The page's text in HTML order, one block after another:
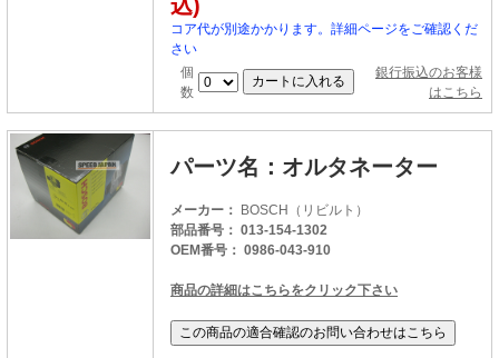
込)
コア代が別途かかります。詳細ページをご確認くだ
さい
個
数
銀行振込のお客様
はこちら
パーツ名：オルタネーター
メーカー：
BOSCH（リビルト）
部品番号： 013-154-1302
OEM番号： 0986-043-910
商品の詳細はこちらをクリック下さい